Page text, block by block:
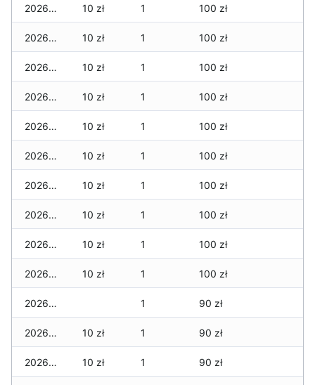
2026-03-23 10 zł 1 100 zł
2026-03-22 10 zł 1 100 zł
2026-03-21 10 zł 1 100 zł
2026-03-20 10 zł 1 100 zł
2026-03-19 10 zł 1 100 zł
2026-03-18 10 zł 1 100 zł
2026-03-17 10 zł 1 100 zł
2026-03-16 10 zł 1 100 zł
2026-03-15 10 zł 1 100 zł
2026-03-14 10 zł 1 100 zł
2026-03-13 1 90 zł
2026-03-12 10 zł 1 90 zł
2026-03-11 10 zł 1 90 zł